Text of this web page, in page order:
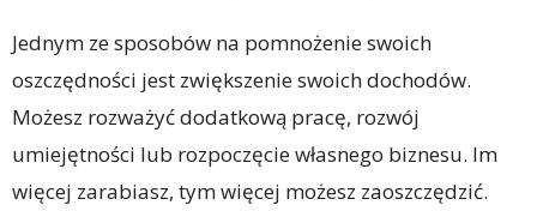
Jednym ze sposobów na pomnożenie swoich
oszczędności jest zwiększenie swoich dochodów.
Możesz rozważyć dodatkową pracę, rozwój
umiejętności lub rozpoczęcie własnego biznesu. Im
więcej zarabiasz, tym więcej możesz zaoszczędzić.